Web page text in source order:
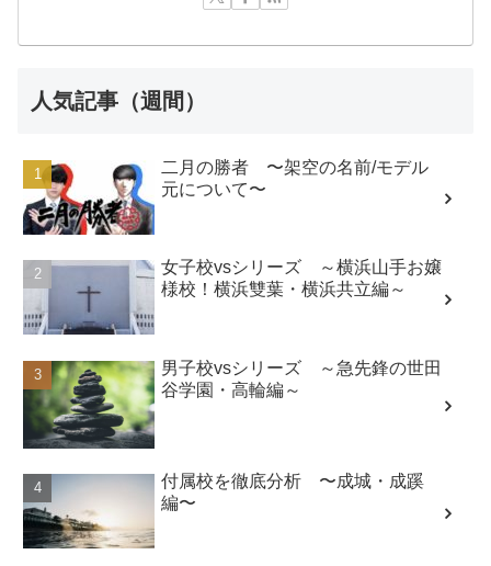
人気記事（週間）
二月の勝者 〜架空の名前/モデル
元について〜
女子校vsシリーズ ～横浜山手お嬢
様校！横浜雙葉・横浜共立編～
男子校vsシリーズ ～急先鋒の世田
谷学園・高輪編～
付属校を徹底分析 〜成城・成蹊
編〜